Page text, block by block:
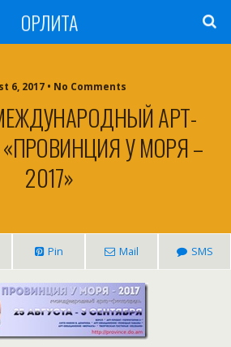
ОРЛИТА
6, 2017 • No Comments
АРТ-
У МОРЯ –
2017»
Pin Mail SMS